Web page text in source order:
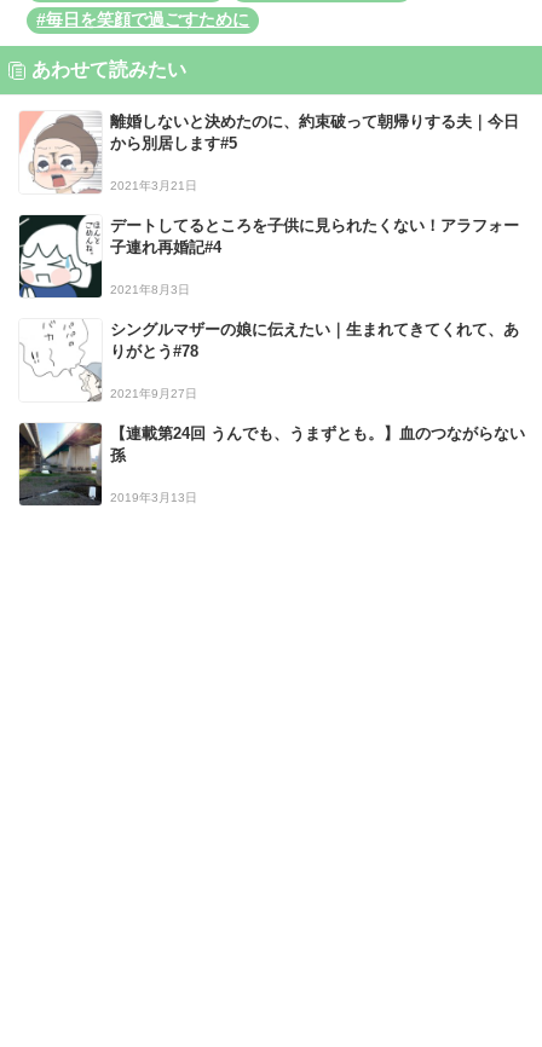
#毎日を笑顔で過ごすために
あわせて読みたい
離婚しないと決めたのに、約束破って朝帰りする夫｜今日
から別居します#5
2021年3月21日
デートしてるところを子供に見られたくない！アラフォー
子連れ再婚記#4
2021年8月3日
シングルマザーの娘に伝えたい｜生まれてきてくれて、あ
りがとう#78
2021年9月27日
【連載第24回 うんでも、うまずとも。】血のつながらない
孫
2019年3月13日